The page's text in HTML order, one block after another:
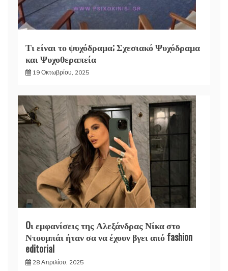
Τι είναι το ψυχόδραμα; Σχεσιακό Ψυχόδραμα
και Ψυχοθεραπεία
19 Οκτωβρίου, 2025
Oι εμφανίσεις της Αλεξάνδρας Νίκα στο
Ντουμπάι ήταν σα να έχουν βγει από fashion
editorial
28 Απριλίου, 2025